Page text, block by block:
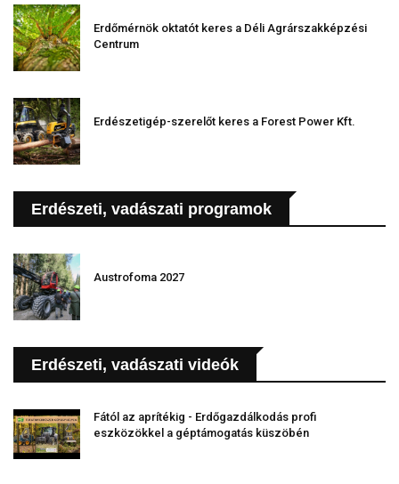
Erdőmérnök oktatót keres a Déli Agrárszakképzési
Centrum
Erdészetigép-szerelőt keres a Forest Power Kft.
Erdészeti, vadászati programok
Austrofoma 2027
Erdészeti, vadászati videók
Fától az aprítékig - Erdőgazdálkodás profi
eszközökkel a géptámogatás küszöbén